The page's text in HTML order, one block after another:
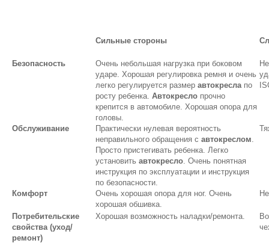
Сильные стороны
Безопасность
Очень небольшая нагрузка при боковом
ударе. Хорошая регулировка ремня и очень
легко регулируется размер автокреслапо
росту ребенка. Автокресло прочно
крепится в автомобиле. Хорошая опора для
головы.
Обслуживание
Практически нулевая вероятность
неправильного обращения с автокреслом.
Просто пристегивать ребенка. Легко
установить автокресло. Очень понятная
инструкция по эксплуатации и инструкция
по безопасности.
Комфорт
Очень хорошая опора для ног. Очень
хорошая обшивка.
Потребительские
свойства (уход/
ремонт)
Хорошая возможность наладки/ремонта.